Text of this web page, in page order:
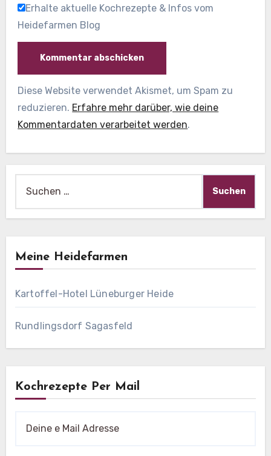
Erhalte aktuelle Kochrezepte & Infos vom
Heidefarmen Blog
Diese Website verwendet Akismet, um Spam zu
reduzieren. Erfahre mehr darüber, wie deine
Kommentardaten verarbeitet werden.
nach:
Meine Heidefarmen
Kartoffel-Hotel Lüneburger Heide
Rundlingsdorf Sagasfeld
Kochrezepte Per Mail